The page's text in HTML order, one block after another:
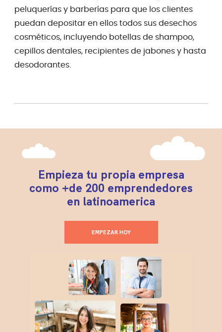
peluquerías y barberías para que los clientes
puedan depositar en ellos todos sus desechos
cosméticos, incluyendo botellas de shampoo,
cepillos dentales, recipientes de jabones y hasta
desodorantes.
Empieza tu propia empresa
como +de 200 emprendedores
en latinoamerica
EMPEZAR HOY